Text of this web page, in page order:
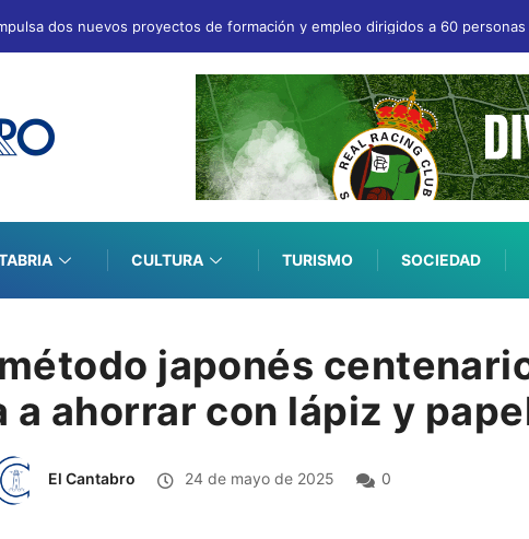
dos nuevos proyectos de formación y empleo dirigidos a 60 personas
CULTURA TURISMO SOCIEDAD
japonés
a ahorrar con lápiz y
El Cantabro 24 de mayo de 2025 0